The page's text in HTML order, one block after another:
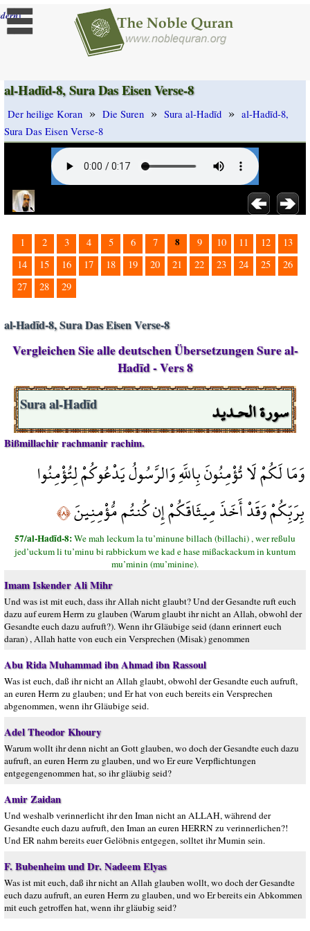
]
al-Hadīd-8, Sura Das Eisen Verse-8
Der heilige Koran » Die Suren » Sura al-Hadīd » al-Hadīd-8,
Sura Das Eisen Verse-8
1 2 3 4 5 6 7 8 9 10 11 12
13
14
15 16 17 18 19 20 21 22 23 24 25
26
27
28 29
al-Hadīd-8, Sura Das Eisen Verse-8
Vergleichen Sie alle deutschen Übersetzungen Sure al-
Hadīd - Vers 8
سورة الحـديد Sura al-Hadīd
Bißmillachir rachmanir rachim.
وَمَا لَكُمْ لَا تُؤْمِنُونَ بِاللَّهِ وَالرَّسُولُ يَدْعُوكُمْ لِتُؤْمِنُوا
بِرَبِّكُمْ وَقَدْ أَخَذَ مِيثَاقَكُمْ إِن كُنتُم مُّؤْمِنِينَ﴿٨﴾
57/al-Hadīd-8:We mah leckum la tu’minune billach (billachi) , wer reßulu
jed’uckum li tu’minu bi rabbickum we kad e hase mißackackum in kuntum
mu’minin (mu’minine).
Imam Iskender Ali Mihr
Und was ist mit euch, dass ihr Allah nicht glaubt? Und der Gesandte ruft euch
dazu auf eurem Herrn zu glauben (Warum glaubt ihr nicht an Allah, obwohl der
Gesandte euch dazu aufruft?). Wenn ihr Gläubige seid (dann erinnert euch
daran) , Allah hatte von euch ein Versprechen (Misak) genommen
Abu Rida Muhammad ibn Ahmad ibn Rassoul
Was ist euch, daß ihr nicht an Allah glaubt, obwohl der Gesandte euch aufruft,
an euren Herrn zu glauben; und Er hat von euch bereits ein Versprechen
abgenommen, wenn ihr Gläubige seid.
Adel Theodor Khoury
Warum wollt ihr denn nicht an Gott glauben, wo doch der Gesandte euch dazu
aufruft, an euren Herrn zu glauben, und wo Er eure Verpflichtungen
entgegengenommen hat, so ihr gläubig seid?
Amir Zaidan
Und weshalb verinnerlicht ihr den Iman nicht an ALLAH, während der
Gesandte euch dazu aufruft, den Iman an euren HERRN zu verinnerlichen?!
Und ER nahm bereits euer Gelöbnis entgegen, solltet ihr Mumin sein.
F. Bubenheim und Dr. Nadeem Elyas
Was ist mit euch, daß ihr nicht an Allah glauben wollt, wo doch der Gesandte
euch dazu aufruft, an euren Herrn zu glauben, und wo Er bereits ein Abkommen
mit euch getroffen hat, wenn ihr gläubig seid?